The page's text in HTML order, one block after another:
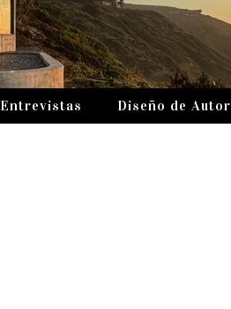
Entrevistas Diseño de Autor